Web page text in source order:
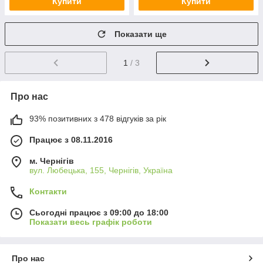
Показати ще
1 / 3
Про нас
93% позитивних з 478 відгуків за рік
Працює з 08.11.2016
м. Чернігів
вул. Любецька, 155, Чернігів, Україна
Контакти
Сьогодні працює з 09:00 до 18:00
Показати весь графік роботи
Про нас